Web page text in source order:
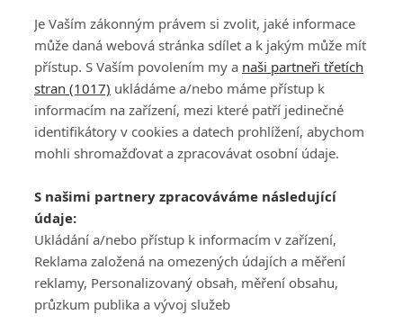
PŘIHLÁSIT
REGISTROVAT
DISKUZE
Šéfredaktorkou webu jePetr Slavík, e-mailserialy@fandimefilmu.cz
Máte-li zájem o inzerci na našem webu napište nám na e-mail
studio@koncal.com
Ochrana osobních údajů|Zásady používání cookies |Pravidla webu
Upravit nastavení soukromí
Je Vaším zákonným právem si zvolit, jaké informace
může daná webová stránka sdílet a k jakým může mít
přístup. S Vaším povolením my a naši partneři třetích
stran (1017) ukládáme a/nebo máme přístup k
informacím na zařízení, mezi které patří jedinečné
identifikátory v cookies a datech prohlížení, abychom
mohli shromažďovat a zpracovávat osobní údaje.
S našimi partnery zpracováváme následující
údaje:
Ukládání a/nebo přístup k informacím v zařízení,
Reklama založená na omezených údajích a měření
reklamy, Personalizovaný obsah, měření obsahu,
průzkum publika a vývoj služeb